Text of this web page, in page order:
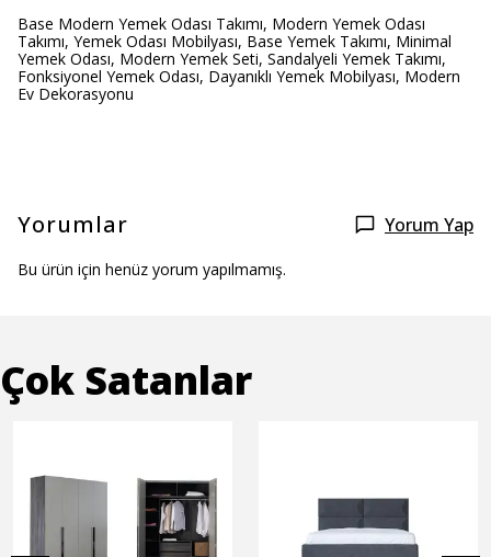
Base Modern Yemek Odası Takımı, Modern Yemek Odası
Takımı, Yemek Odası Mobilyası, Base Yemek Takımı, Minimal
Yemek Odası, Modern Yemek Seti, Sandalyeli Yemek Takımı,
Fonksiyonel Yemek Odası, Dayanıklı Yemek Mobilyası, Modern
Ev Dekorasyonu
Yorumlar Yorum Yap
Bu ürün için henüz yorum yapılmamış.
Çok Satanlar